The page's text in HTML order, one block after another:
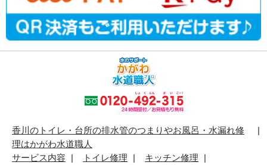
香川のトイレ・台所の排水管のつまりやお風呂・水漏れ修
理はかがわ水道職人
サービス内容
トイレ修理
キッチン修理